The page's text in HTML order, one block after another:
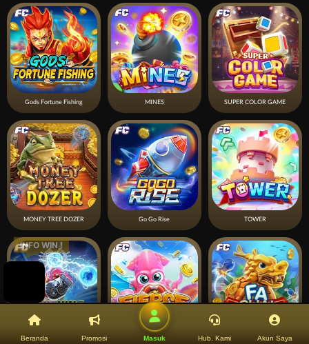
INFO WIN !
Beranda Promosi Masuk Hub. Kami Akun Saya
Gods Fortune Fishing MINES SUPER COLOR GAME
MONEY TREE DOZER Go Go Rise TOWER
LIGHTNING BOMB FIERCE FISHING FA CHAI FISHING